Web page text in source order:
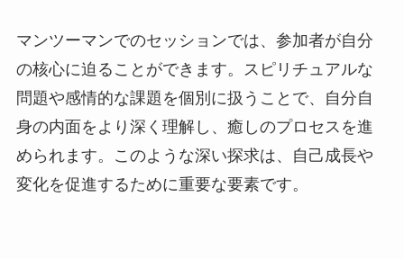
マンツーマンでのセッションでは、参加者が自分
の核心に迫ることができます。スピリチュアルな
問題や感情的な課題を個別に扱うことで、自分自
身の内面をより深く理解し、癒しのプロセスを進
められます。このような深い探求は、自己成長や
変化を促進するために重要な要素です。